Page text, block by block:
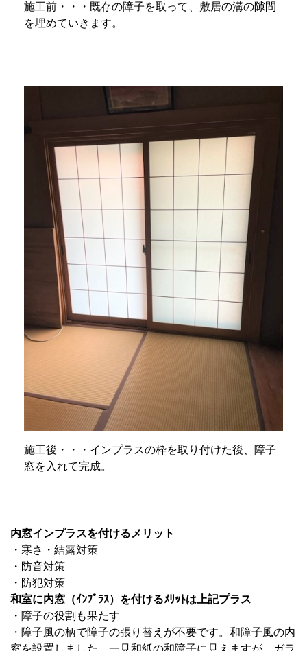
施工前・・・既存の障子を取って、敷居の溝の隙間
を埋めていきます。
施工後・・・インプラスの枠を取り付けた後、障子
窓を入れて完成。
内窓インプラスを付けるメリット
・寒さ・結露対策
・防音対策
・防犯対策
和室に内窓（ｲﾝﾌﾟﾗｽ）を付けるﾒﾘｯﾄは上記プラス
・障子の役割も果たす
・障子風の柄で障子の張り替えが不要です。和障子風の内